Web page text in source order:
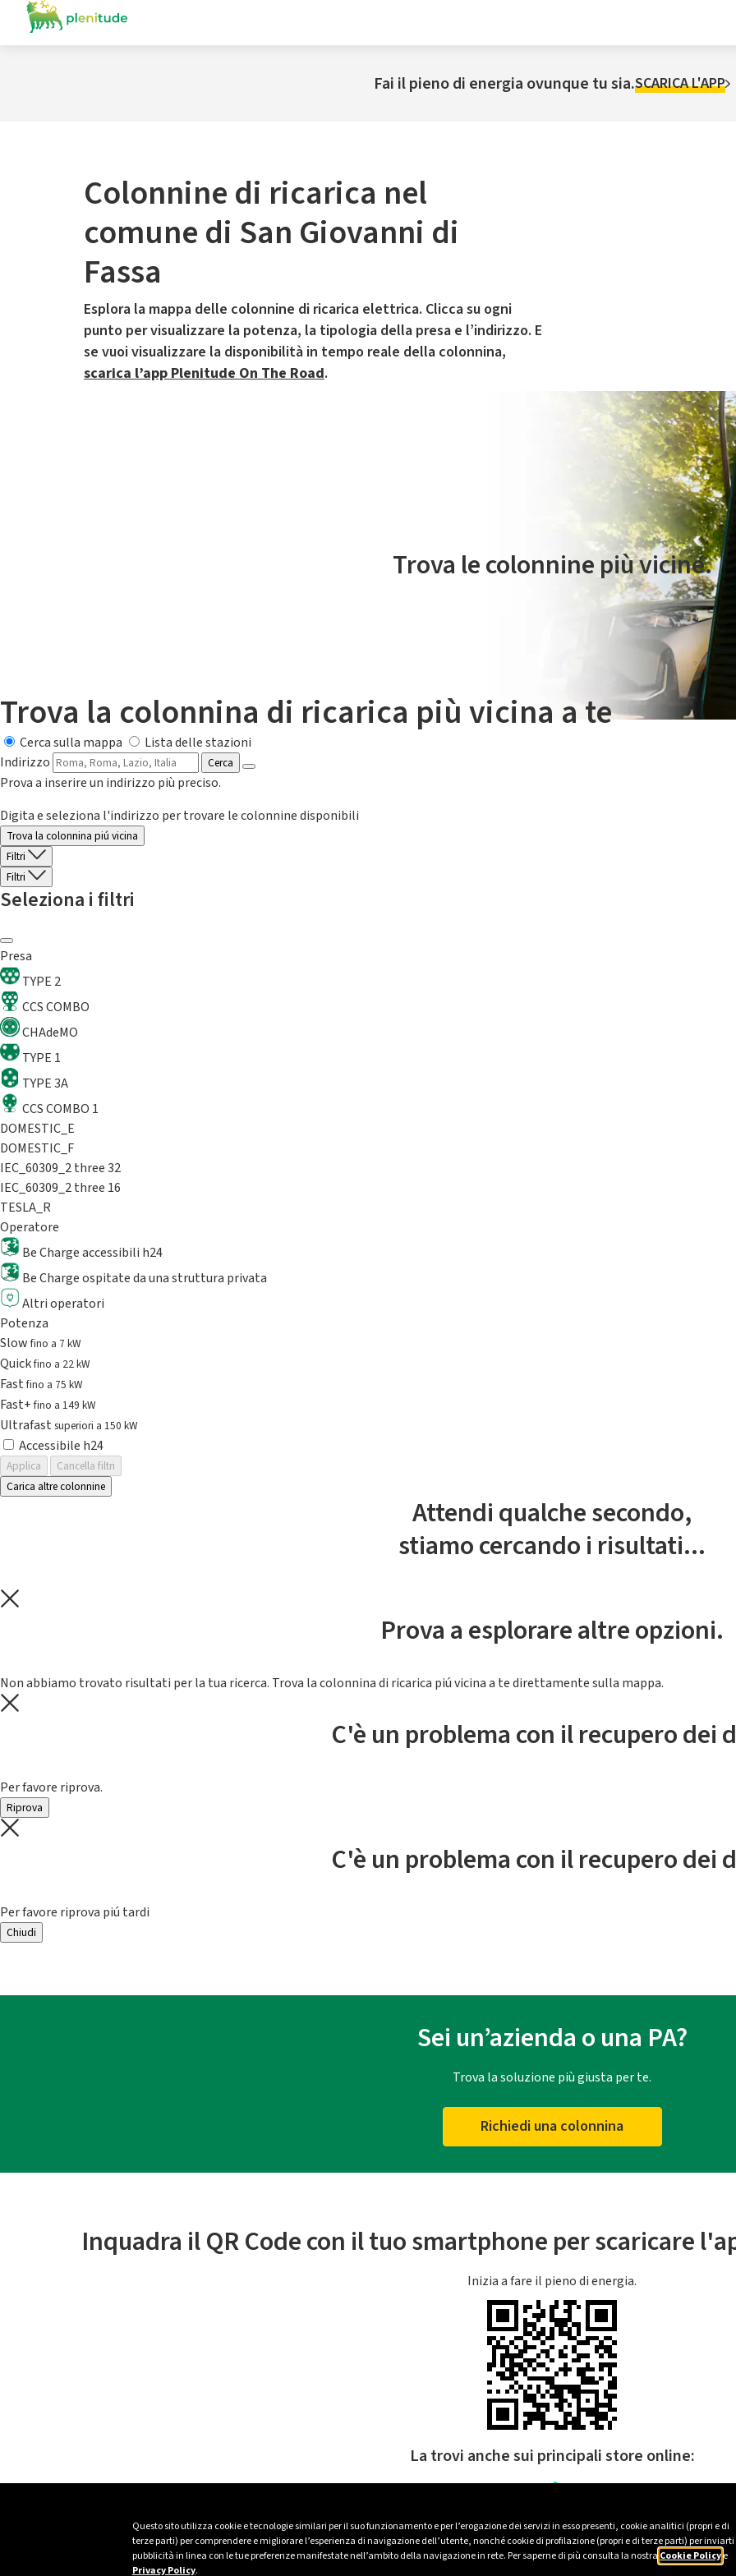
Questo sito utilizza cookie e tecnologie similari per il suo funzionamento e per l’erogazione dei servizi in esso presenti, cookie analitici (propri e di
terze parti) per comprendere e migliorare l’esperienza di navigazione dell’utente, nonché cookie di profilazione (propri e di terze parti) per inviarti
pubblicità in linea con le tue preferenze manifestate nell’ambito della navigazione in rete. Per saperne di più consulta la nostra Cookie Policye
Privacy Policy.
Fai il pieno di energia ovunque tu sia.SCARICA L'APP
Colonnine di ricarica nel
comune di San Giovanni di
Fassa
Esplora la mappa delle colonnine di ricarica elettrica. Clicca su ogni
punto per visualizzare la potenza, la tipologia della presa e l’indirizzo. E
se vuoi visualizzare la disponibilità in tempo reale della colonnina,
scarica l’app Plenitude On The Road.
Il servizio di mobilità elettrica è gestito da Plenitude On The Road
Trova le colonnine più vicine.
Trova la colonnina di ricarica più vicina a te
Cerca sulla mappa
Lista delle stazioni
Indirizzo
Cerca
Prova a inserire un indirizzo più preciso.
Digita e seleziona l'indirizzo per trovare le colonnine disponibili
Trova la colonnina piú vicina
Filtri
Filtri
Seleziona i filtri
Presa
TYPE 2
CCS COMBO
CHAdeMO
TYPE 1
TYPE 3A
CCS COMBO 1
DOMESTIC_E
DOMESTIC_F
IEC_60309_2 three 32
IEC_60309_2 three 16
TESLA_R
Operatore
Be Charge accessibili h24
Be Charge ospitate da una struttura privata
Altri operatori
Potenza
Slowfino a 7 kW
Quickfino a 22 kW
Fastfino a 75 kW
Fast+fino a 149 kW
Ultrafast superiori a 150 kW
Accessibile h24
Applica
Cancella filtri
Carica altre colonnine
Attendi qualche secondo,
stiamo cercando i risultati...
Prova a esplorare altre opzioni.
Non abbiamo trovato risultati per la tua ricerca. Trova la colonnina di ricarica piú vicina a te direttamente sulla mappa.
C'è un problema con il recupero dei
Per favore riprova.
Riprova
C'è un problema con il recupero dei
Per favore riprova piú tardi
Chiudi
Sei un’azienda o una PA?
Trova la soluzione più giusta per te.
Richiedi una colonnina
Inquadra il QR Code con il tuo smartphone per scaricare
Inizia a fare il pieno di energia.
La trovi anche sui principali store online: